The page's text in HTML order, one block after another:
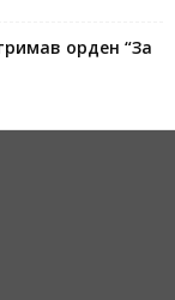
орден “За